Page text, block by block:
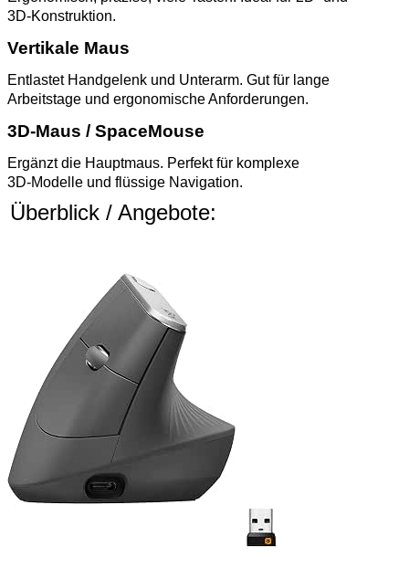
3D‑Konstruktion.
Vertikale Maus
Entlastet Handgelenk und Unterarm. Gut für lange
Arbeitstage und ergonomische Anforderungen.
3D‑Maus / SpaceMouse
Ergänzt die Hauptmaus. Perfekt für komplexe
3D‑Modelle und flüssige Navigation.
Überblick / Angebote: